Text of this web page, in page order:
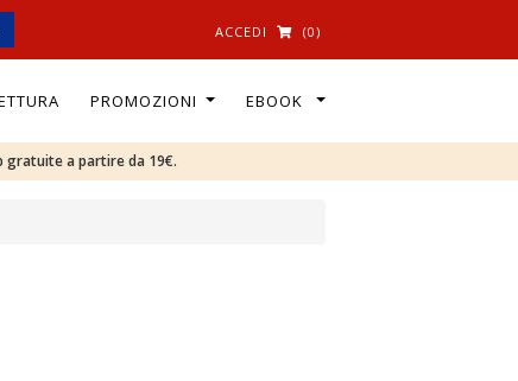
ACCEDI (0)
PROMOZIONI EBOOK
gratuite a partire da 19€.